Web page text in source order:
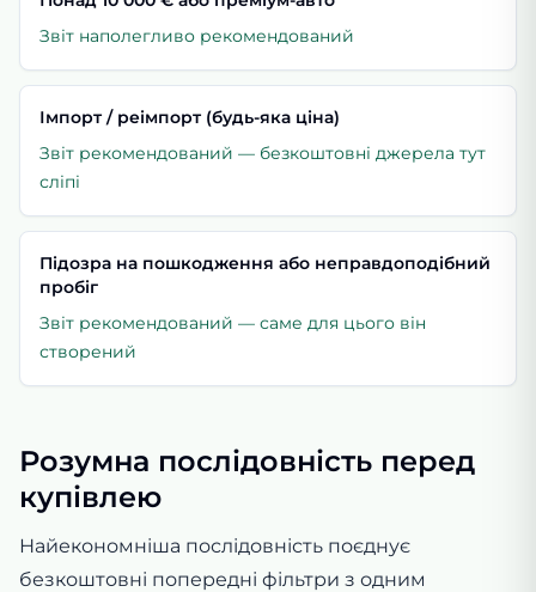
Звіт наполегливо рекомендований
Імпорт / реімпорт (будь-яка ціна)
Звіт рекомендований — безкоштовні джерела тут
сліпі
Підозра на пошкодження або неправдоподібний
пробіг
Звіт рекомендований — саме для цього він
створений
Розумна послідовність перед
купівлею
Найекономніша послідовність поєднує
безкоштовні попередні фільтри з одним